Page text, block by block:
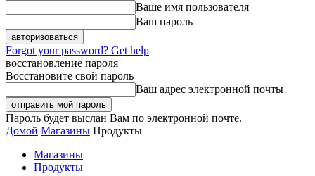
Ваше имя пользователя
Ваш пароль
Forgot your password? Get help
восстановление пароля
Восстановите свой пароль
Ваш адрес электронной почты
Пароль будет выслан Вам по электронной почте.
Домой Магазины Продукты
Магазины
Продукты